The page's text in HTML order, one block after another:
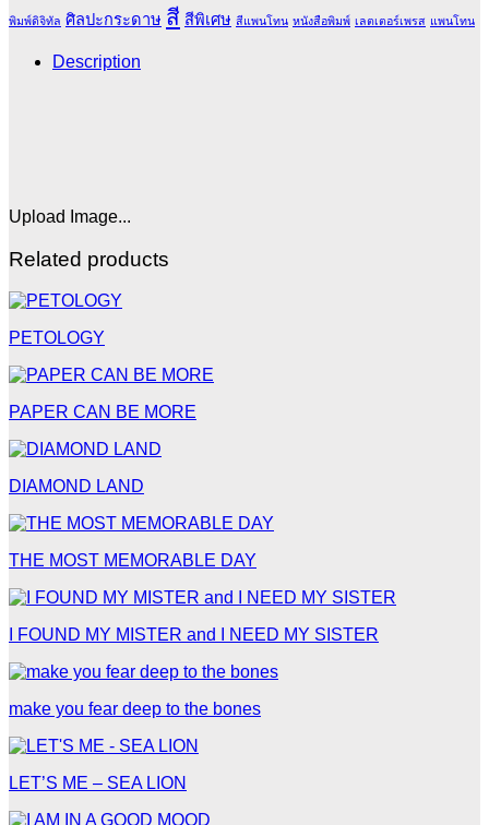
พิมพ์ดิจิทัล ศิลปะกระดาษ สี สีพิเศษ สีแพนโทน หนังสือพิมพ์ เลตเตอร์เพรส แพนโทน
Description
Upload Image...
Related products
PETOLOGY
PAPER CAN BE MORE
DIAMOND LAND
THE MOST MEMORABLE DAY
I FOUND MY MISTER and I NEED MY SISTER
make you fear deep to the bones
LET’S ME – SEA LION